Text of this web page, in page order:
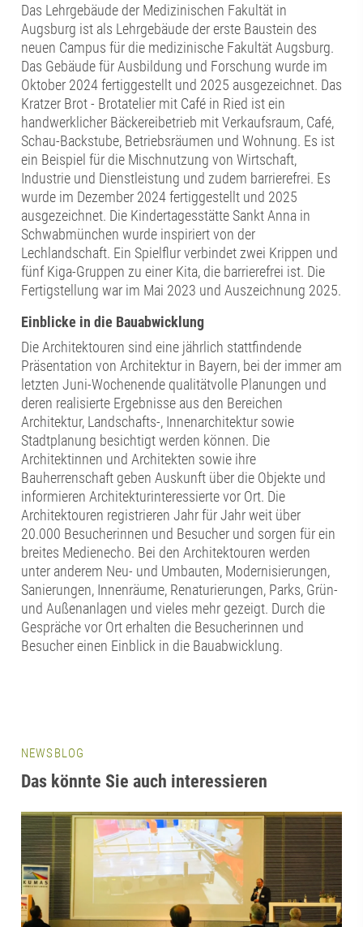
Das Lehrgebäude der Medizinischen Fakultät in
Augsburg ist als Lehrgebäude der erste Baustein des
neuen Campus für die medizinische Fakultät Augsburg.
Das Gebäude für Ausbildung und Forschung wurde im
Oktober 2024 fertiggestellt und 2025 ausgezeichnet. Das
Kratzer Brot - Brotatelier mit Café in Ried ist ein
handwerklicher Bäckereibetrieb mit Verkaufsraum, Café,
Schau-Backstube, Betriebsräumen und Wohnung. Es ist
ein Beispiel für die Mischnutzung von Wirtschaft,
Industrie und Dienstleistung und zudem barrierefrei. Es
wurde im Dezember 2024 fertiggestellt und 2025
ausgezeichnet. Die Kindertagesstätte Sankt Anna in
Schwabmünchen wurde inspiriert von der
Lechlandschaft. Ein Spielflur verbindet zwei Krippen und
fünf Kiga-Gruppen zu einer Kita, die barrierefrei ist. Die
Fertigstellung war im Mai 2023 und Auszeichnung 2025.
Einblicke in die Bauabwicklung
Die Architektouren sind eine jährlich stattfindende
Präsentation von Architektur in Bayern, bei der immer am
letzten Juni-Wochenende qualitätvolle Planungen und
deren realisierte Ergebnisse aus den Bereichen
Architektur, Landschafts-, Innenarchitektur sowie
Stadtplanung besichtigt werden können. Die
Architektinnen und Architekten sowie ihre
Bauherrenschaft geben Auskunft über die Objekte und
informieren Architekturinteressierte vor Ort. Die
Architektouren registrieren Jahr für Jahr weit über
20.000 Besucherinnen und Besucher und sorgen für ein
breites Medienecho. Bei den Architektouren werden
unter anderem Neu- und Umbauten, Modernisierungen,
Sanierungen, Innenräume, Renaturierungen, Parks, Grün-
und Außenanlagen und vieles mehr gezeigt. Durch die
Gespräche vor Ort erhalten die Besucherinnen und
Besucher einen Einblick in die Bauabwicklung.
NEWSBLOG
Das könnte Sie auch interessieren